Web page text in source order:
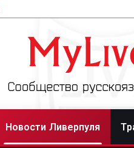
Новости Ливерпуля